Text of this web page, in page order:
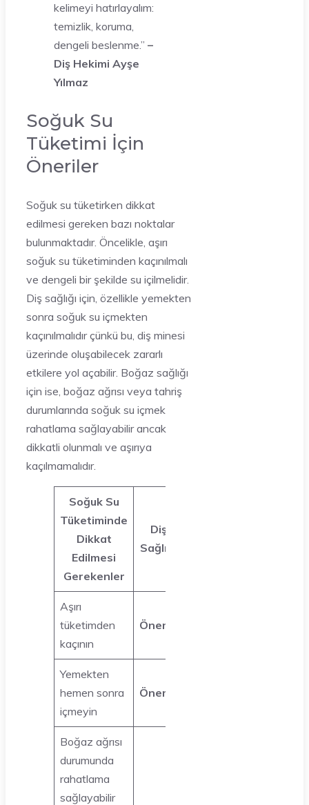
kelimeyi hatırlayalım:
temizlik, koruma,
dengeli beslenme.” –
Diş Hekimi Ayşe
Yılmaz
Soğuk Su
Tüketimi İçin
Öneriler
Soğuk su tüketirken dikkat
edilmesi gereken bazı noktalar
bulunmaktadır. Öncelikle, aşırı
soğuk su tüketiminden kaçınılmalı
ve dengeli bir şekilde su içilmelidir.
Diş sağlığı için, özellikle yemekten
sonra soğuk su içmekten
kaçınılmalıdır çünkü bu, diş minesi
üzerinde oluşabilecek zararlı
etkilere yol açabilir. Boğaz sağlığı
için ise, boğaz ağrısı veya tahriş
durumlarında soğuk su içmek
rahatlama sağlayabilir ancak
dikkatli olunmalı ve aşırıya
kaçılmamalıdır.
Soğuk Su
Tüketiminde
Dikkat
Edilmesi
Gerekenler
Diş
Sağlığı
Aşırı
tüketimden
kaçının
Önemli
Yemekten
hemen sonra
içmeyin
Önemli
Boğaz ağrısı
durumunda
rahatlama
sağlayabilir